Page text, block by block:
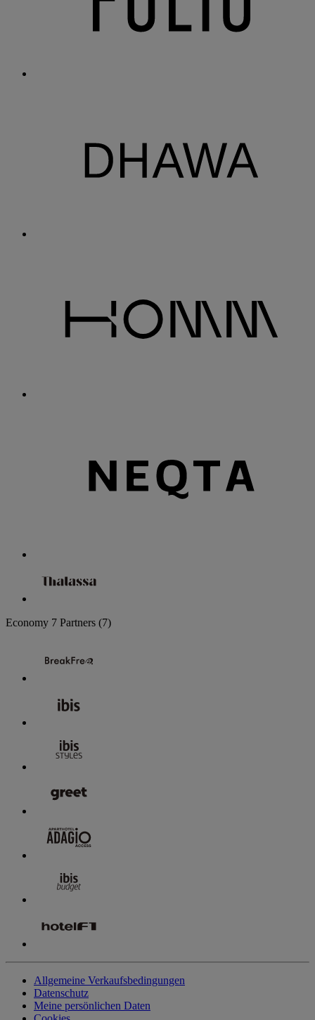
Economy 7 Partners (7)
Allgemeine Verkaufsbedingungen
Datenschutz
Meine persönlichen Daten